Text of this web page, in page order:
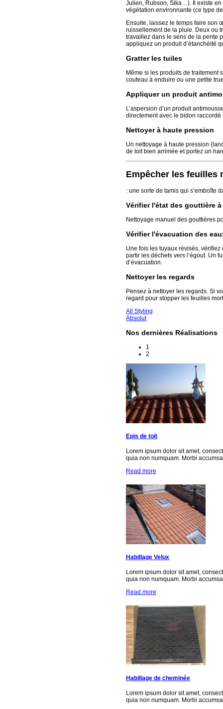
Julien, Rubson, Sika…). Il existe en
végétation environnante (ce type
Ensuite, laissez le temps faire son
ruissellement de la pluie. Deux ou
travaillez dans le sens de la pente
appliquez un produit d’étanchéité
Gratter les tuiles
Même si les produits de traitement
couteau à enduire ou une petite
Appliquer un produit
L’aspersion d’un produit
directement avec le bidon raccordé
Nettoyer à haute pression
Un nettoyage à haute pression
de toit bien arrimée et portez un
Empêcher les feuilles
: une sorte de tamis qui s’emboîte
Vérifier l'état des gouttière
Nettoyage manuel des gouttières
Vérifier l'évacuation des
Une fois les tuyaux révisés,
partir les déchets vers l’égout. Un
d’évacuation.
Nettoyer les regards
Pensez à nettoyer les regards. Si
regard pour stopper les feuilles
All Styling
Absolut
Nos dernières Réalisations
1
2
Epis de toit
Lorem ipsum dolor sit amet,
quia non numquam. Morbi
Read more
Habillage Velux
Lorem ipsum dolor sit amet,
quia non numquam. Morbi
Read more
Habillage de cheminée
Lorem ipsum dolor sit amet,
quia non numquam. Morbi